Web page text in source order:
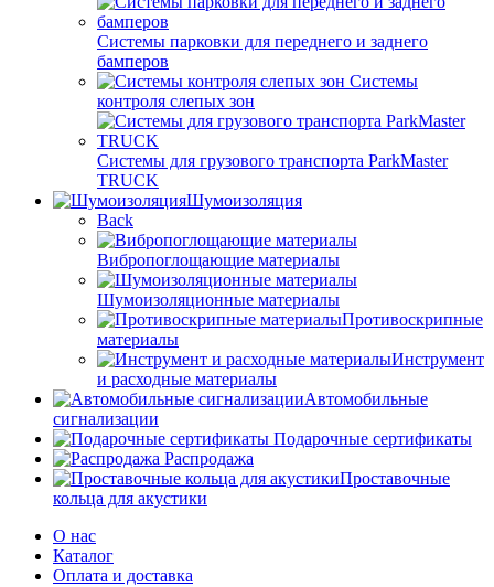
Системы парковки для переднего и заднего
бамперов
Системы
контроля слепых зон
Системы для грузового транспорта ParkMaster
TRUCK
Шумоизоляция
Back
Вибропоглощающие материалы
Шумоизоляционные материалы
Противоскрипные
материалы
Инструмент
и расходные материалы
Автомобильные
сигнализации
Подарочные сертификаты
Распродажа
Проставочные
кольца для акустики
О нас
Каталог
Оплата и доставка